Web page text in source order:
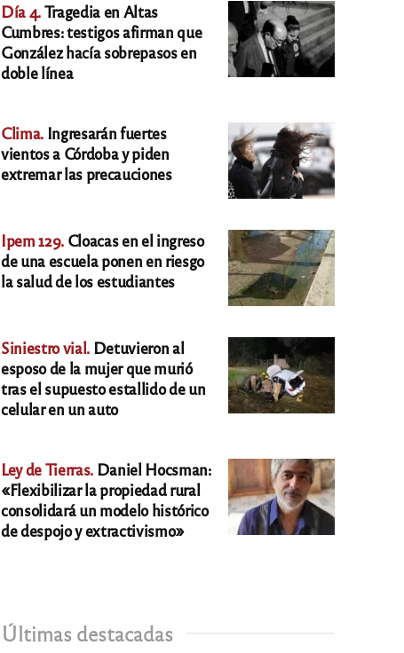
Día 4.Tragedia en Altas
Cumbres: testigos afirman que
González hacía sobrepasos en
doble línea
Clima. Ingresarán fuertes
vientos a Córdoba y piden
extremar las precauciones
Ipem 129. Cloacas en el ingreso
de una escuela ponen en riesgo
la salud de los estudiantes
Siniestro vial. Detuvieron al
esposo de la mujer que murió
tras el supuesto estallido de un
celular en un auto
Ley de Tierras. Daniel Hocsman:
«Flexibilizar la propiedad rural
consolidará un modelo histórico
de despojo y extractivismo»
Últimas destacadas